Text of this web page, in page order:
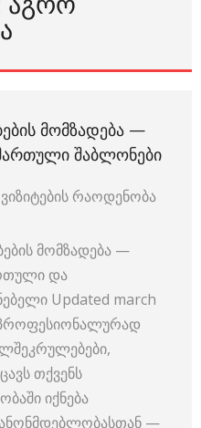
ᲛᲝᲛᲖᲐᲓᲔᲑᲐ —
ᲨᲐᲑᲚᲝᲜᲔᲑᲘ
რაოდენობა
მომზადება —
და
Updated march
თქვენს
იქნება
—